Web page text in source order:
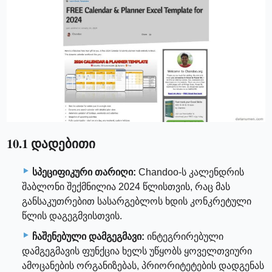
10.1 დადებითი
სპეციფიკური თარიღი: Chandoo-ს კალენდრის
შაბლონი შექმნილია 2024 წლისთვის, რაც მას
განსაკუთრებით სასარგებლოს ხდის კონკრეტული
წლის დაგეგმვისთვის.
ჩაშენებული დამგეგმავი: ინტეგრირებული
დამგეგმავის ფუნქცია ხელს უწყობს ყოველთვიური
ამოცანების ორგანიზებას, პრიორიტეტების დადგენას